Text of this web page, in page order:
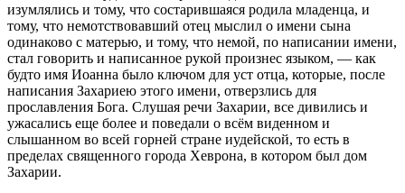
изумлялись и тому, что состарившаяся родила младенца, и
тому, что немотствовавший отец мыслил о имени сына
одинаково с матерью, и тому, что немой, по написании имени,
стал говорить и написанное рукой произнес языком, — как
будто имя Иоанна было ключом для уст отца, которые, после
написания Захариею этого имени, отверзлись для
прославления Бога. Слушая речи Захарии, все дивились и
ужасались еще более и поведали о всём виденном и
слышанном во всей горней стране иудейской, то есть в
пределах священного города Хеврона, в котором был дом
Захарии.